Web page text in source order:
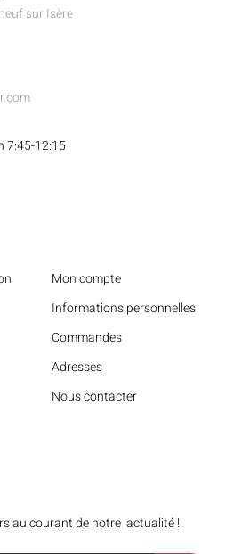
sur Isère
7:45-12:15
Mon compte
Informations personnelles
Commandes
Adresses
Nous contacter
au courant de notre actualité !